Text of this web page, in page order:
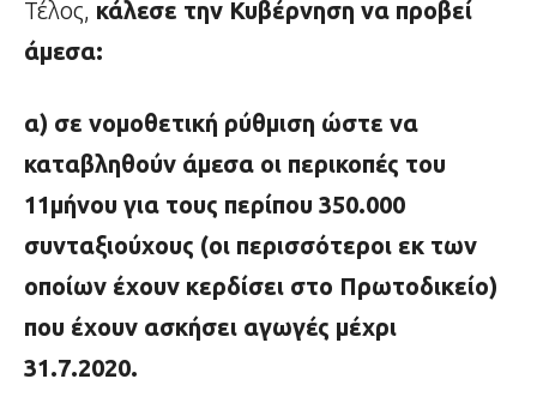
Τέλος, κάλεσε την Κυβέρνηση να προβεί
άμεσα:
α) σε νομοθετική ρύθμιση ώστε να
καταβληθούν άμεσα οι περικοπές του
11μήνου για τους περίπου 350.000
συνταξιούχους (οι περισσότεροι εκ των
οποίων έχουν κερδίσει στο Πρωτοδικείο)
που έχουν ασκήσει αγωγές μέχρι
31.7.2020.